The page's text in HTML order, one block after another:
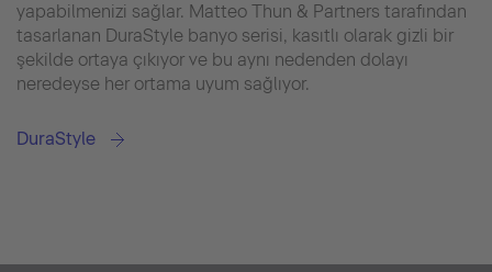
yapabilmenizi sağlar. Matteo Thun & Partners tarafından
tasarlanan DuraStyle banyo serisi, kasıtlı olarak gizli bir
şekilde ortaya çıkıyor ve bu aynı nedenden dolayı
neredeyse her ortama uyum sağlıyor.
DuraStyle